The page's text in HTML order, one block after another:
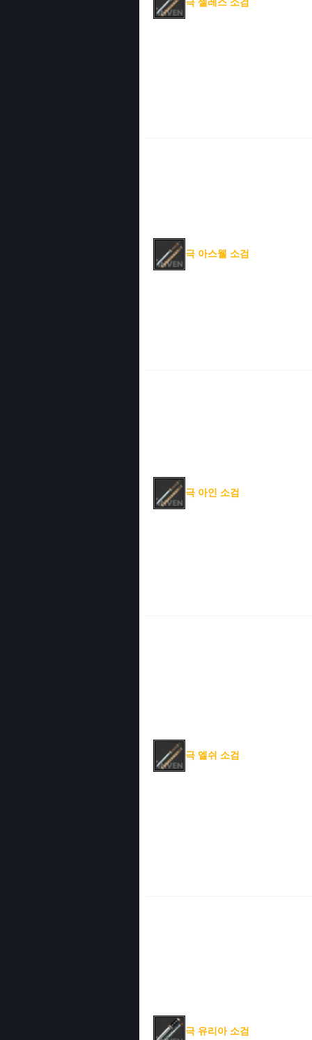
극 아스웰 소검
극 아인 소검
극 엘쉬 소검
극 유리아 소검